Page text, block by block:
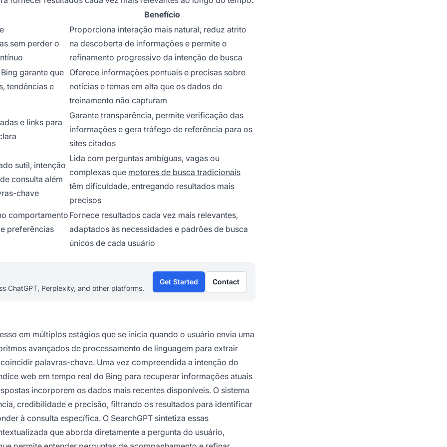
Benefício
sem perder o
Proporciona interação mais natural, reduz atrito
na descoberta de informações e permite o
refinamento progressivo da intenção de busca
garante que
tendências e
Oferece informações pontuais e precisas sobre
notícias e temas em alta que os dados de
treinamento não capturam
e links para
Garante transparência, permite verificação das
informações e gera tráfego de referência para os
sites citados
sutil, intenção
consulta além
chave
Lida com perguntas ambíguas, vagas ou
complexas que motores de busca tradicionais
têm dificuldade, entregando resultados mais
precisos
comportamento
preferências
Fornece resultados cada vez mais relevantes,
adaptados às necessidades e padrões de busca
únicos de cada usuário
ChatGPT, Perplexity, and other platforms.
Get Started Contact
em múltiplos estágios que se inicia quando o usuário envia uma
avançados de processamento de linguagem para extrair
palavras-chave. Uma vez compreendida a intenção do
web em tempo real do Bing para recuperar informações atuais
incorporem os dados mais recentes disponíveis. O sistema
credibilidade e precisão, filtrando os resultados para identificar
à consulta específica. O SearchGPT sintetiza essas
que aborda diretamente a pergunta do usuário,